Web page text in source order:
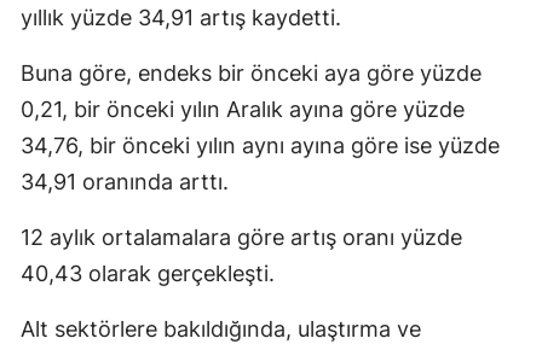
yıllık yüzde 34,91 artış kaydetti.
Buna göre, endeks bir önceki aya göre yüzde
0,21, bir önceki yılın Aralık ayına göre yüzde
34,76, bir önceki yılın aynı ayına göre ise yüzde
34,91 oranında arttı.
12 aylık ortalamalara göre artış oranı yüzde
40,43 olarak gerçekleşti.
Alt sektörlere bakıldığında, ulaştırma ve